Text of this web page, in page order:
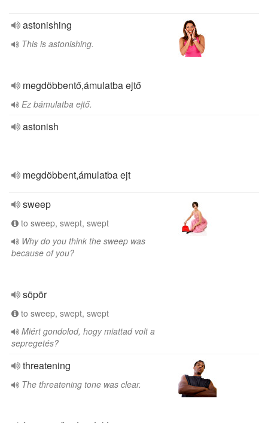
astonishing
This is astonishing.
megdöbbentő,ámulatba ejtő
Ez bámulatba ejtő.
astonish
megdöbbent,ámulatba ejt
sweep
to sweep, swept, swept
Why do you think the sweep was
because of you?
söpör
to sweep, swept, swept
Miért gondolod, hogy miattad volt a
sepregetés?
threatening
The threatening tone was clear.